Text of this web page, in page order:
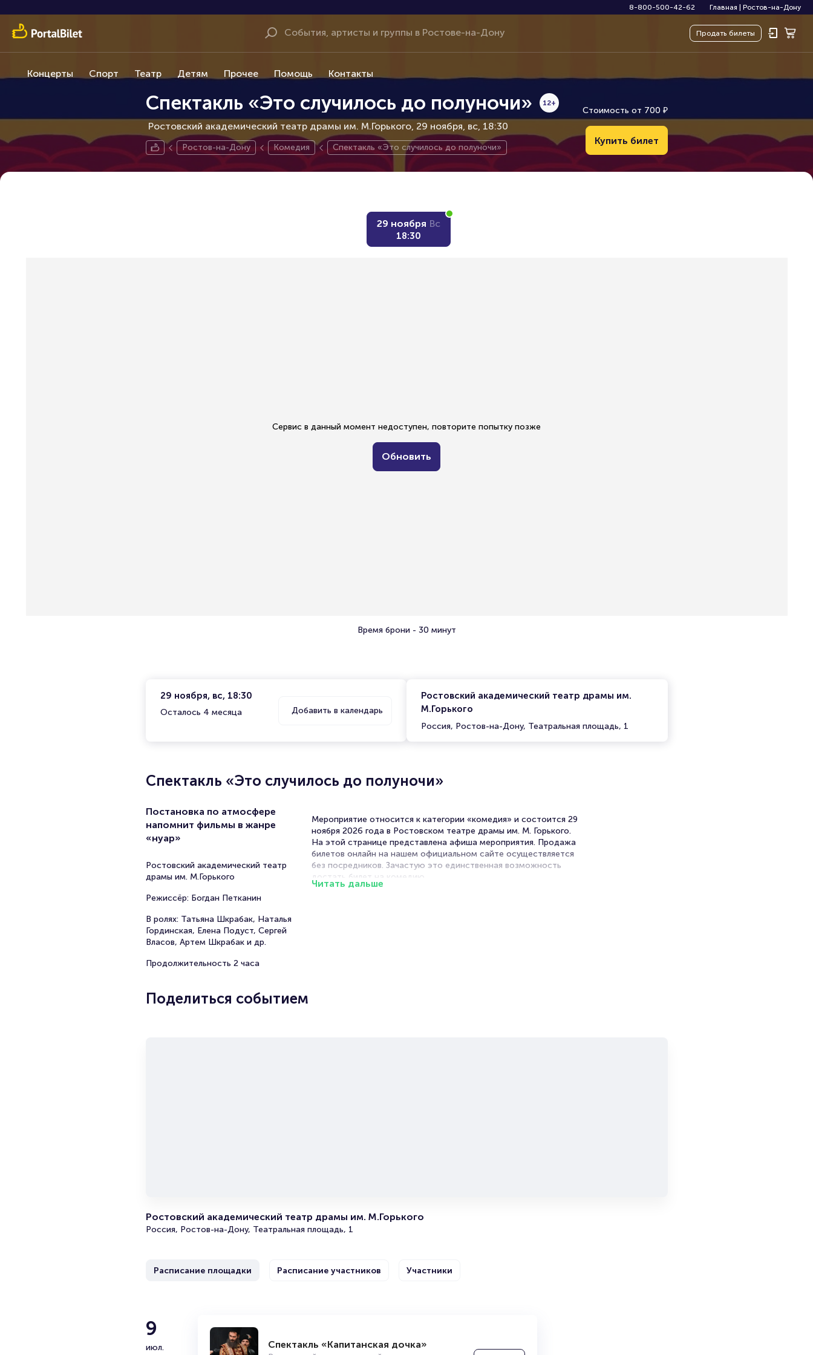
8-800-500-42-62 Главная Ростов-на-Дону
Продать билеты
Концерты Спорт Театр Детям Прочее Помощь Контакты
Спектакль «Это случилось до полуночи»
Ростовский академический театр драмы им. М.Горького, 29 ноября
12+
вс, 18:30
Ростов-на-Дону Комедия Спектакль «Это случилось до полуночи»
Стоимость от 700 ₽
Купить билет
29 ноября Вс
18:30
Сервис в данный момент недоступен, повторите попытку позже
Обновить
Время брони - 30 минут
29 ноября, вс, 18:30
Осталось 4 месяца Добавить в календарь
Ростовский академический театр драмы им.
М.Горького
Россия, Ростов-на-Дону, Театральная площадь, 1
Спектакль «Это случилось до полуночи»
Постановка по атмосфере
напомнит фильмы в жанре
«нуар»
Ростовский академический театр
драмы им. М.Горького
Режиссёр: Богдан Петканин
В ролях: Татьяна Шкрабак, Наталья
Гординская, Елена Подуст, Сергей
Власов, Артем Шкрабак и др.
Продолжительность 2 часа
Мероприятие относится к категории «комедия» и состоится 29
ноября 2026 года в Ростовском театре драмы им. М. Горького.
На этой странице представлена афиша мероприятия. Продажа
билетов онлайн на нашем официальном сайте осуществляется
без посредников. Зачастую это единственная возможность
достать билет на комедию.
Читать дальше
Поделиться событием
Ростовский академический театр драмы им. М.Горького
Россия, Ростов-на-Дону, Театральная площадь, 1
Расписание площадки Расписание участников Участники
2
окт.
Спектакль «Заходите, раз пришли!»
Ростовский академический театр драмы им. М.Горького Купить
9
июл.
Спектакль «Капитанская дочка»